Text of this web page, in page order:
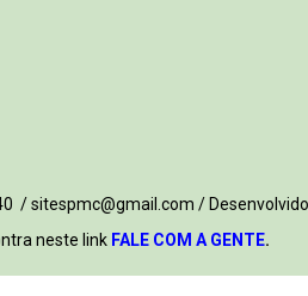
/ sitespmc@gmail.com /
neste link FALE COM A GENTE.